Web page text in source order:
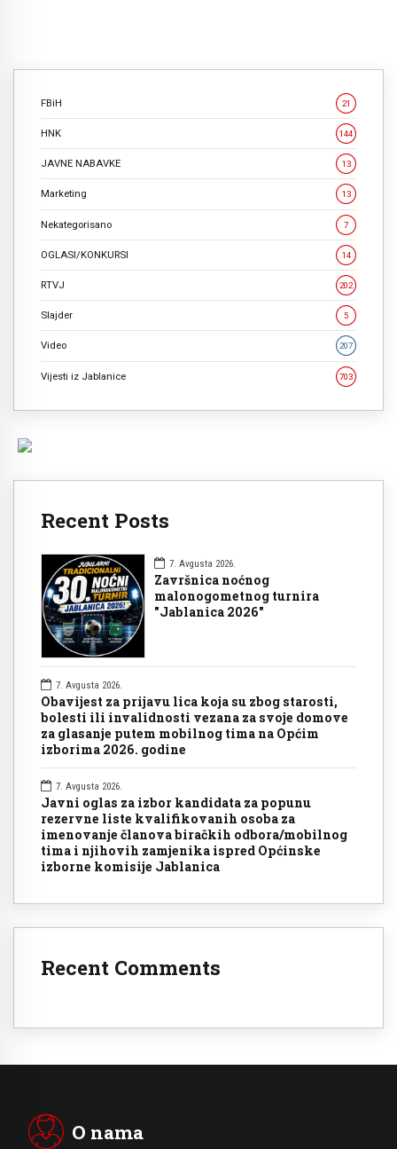
FBiH 21
HNK 144
JAVNE NABAVKE 13
Marketing 13
Nekategorisano 7
OGLASI/KONKURSI 14
RTVJ 202
Slajder 5
Video 207
Vijesti iz Jablanice 703
Recent Posts
7. Avgusta 2026.
Završnica noćnog
malonogometnog turnira
"Jablanica 2026"
7. Avgusta 2026.
Obavijest za prijavu lica koja su zbog starosti,
bolesti ili invalidnosti vezana za svoje domove
za glasanje putem mobilnog tima na Općim
izborima 2026. godine
7. Avgusta 2026.
Javni oglas za izbor kandidata za popunu
rezervne liste kvalifikovanih osoba za
imenovanje članova biračkih odbora/mobilnog
tima i njihovih zamjenika ispred Općinske
izborne komisije Jablanica
Recent Comments
O nama